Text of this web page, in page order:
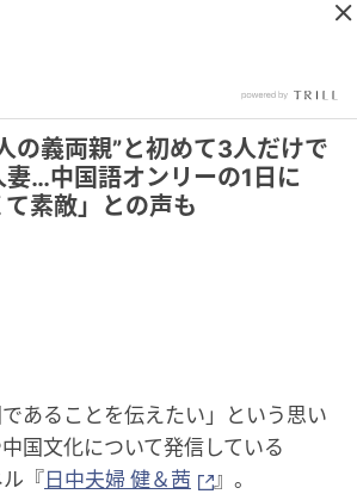
の義両親”と初めて3人だけで
…中国語オンリーの1日に
て素敵」との声も
であることを伝えたい」という思い
国文化について発信している
『日中夫婦 健＆茜 』。